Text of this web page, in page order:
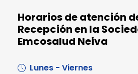
Horarios de atención
Recepción en la
Emcosalud Neiva
Lunes - Viernes